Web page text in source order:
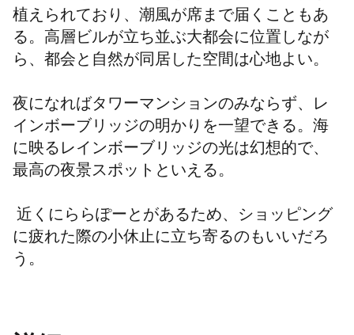
植えられており、潮風が席まで届くこともあ
る。高層ビルが立ち並ぶ大都会に位置しなが
ら、都会と自然が同居した空間は心地よい。
夜になればタワーマンションのみならず、レ
インボーブリッジの明かりを一望できる。海
に映るレインボーブリッジの光は幻想的で、
最高の夜景スポットといえる。
近くにららぽーとがあるため、ショッピング
に疲れた際の小休止に立ち寄るのもいいだろ
う。